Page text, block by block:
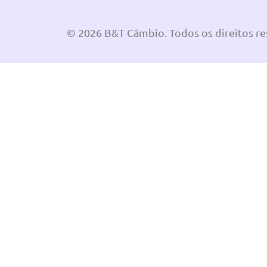
© 2026 B&T Câmbio. Todos os direitos